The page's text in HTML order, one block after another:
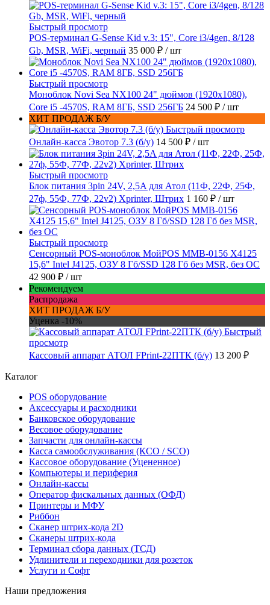
Быстрый просмотр
POS-терминал G-Sense Kid v.3: 15", Core i3/4gen, 8/128
Gb, MSR, WiFi, черный 35 000 ₽ / шт
Быстрый просмотр
Моноблок Novi Sea NX100 24" дюймов (1920x1080),
Core i5 -4570S, RAM 8ГБ, SSD 256ГБ 24 500 ₽ / шт
ХИТ ПРОДАЖ Б/У
Быстрый просмотр
Онлайн-касса Эвотор 7.3 (б/у) 14 500 ₽ / шт
Быстрый просмотр
Блок питания 3pin 24V, 2,5A для Атол (11Ф, 22Ф, 25Ф,
27ф, 55Ф, 77Ф, 22v2) Xprinter, Штрих 1 160 ₽ / шт
Быстрый просмотр
Сенсорный POS-моноблок МойPOS MMB-0156 X4125
15,6" Intel J4125, ОЗУ 8 Гб/SSD 128 Гб без MSR, без ОС
42 900 ₽ / шт
Рекомендуем
Распродажа
ХИТ ПРОДАЖ Б/У
Уценка -10%
Быстрый
просмотр
Кассовый аппарат АТОЛ FPrint-22ПТК (б/у) 13 200 ₽
Каталог
POS оборудование
Аксессуары и расходники
Банковское оборудование
Весовое оборудование
Запчасти для онлайн-кассы
Касса самообслуживания (КСО / SCO)
Кассовое оборудование (Уцененное)
Компьютеры и периферия
Онлайн-кассы
Оператор фискальных данных (ОФД)
Принтеры и МФУ
Риббон
Сканер штрих-кода 2D
Сканеры штрих-кода
Терминал сбора данных (ТСД)
Удлинители и переходники для розеток
Услуги и Софт
Наши предложения